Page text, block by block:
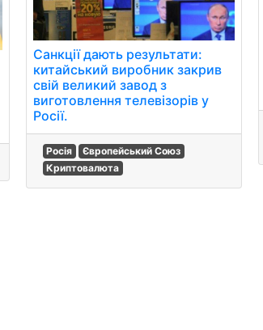
Санкції дають результати:
китайський виробник закрив
свій великий завод з
виготовлення телевізорів у
Росії.
Росія
Європейський Союз
Криптовалюта